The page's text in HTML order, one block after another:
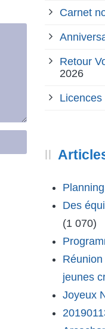
Carnet
Retour
2026
Des
(1 070)
jeunes
Joyeux